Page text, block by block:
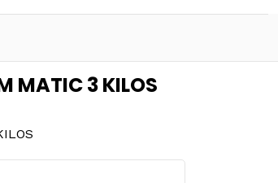
MATIC 3 KILOS